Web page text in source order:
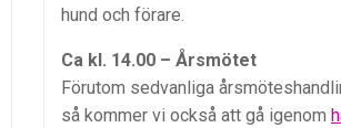
hund och förare.
Ca kl. 14.00 – Årsmötet
Förutom sedvanliga
så kommer vi också att gå igenom